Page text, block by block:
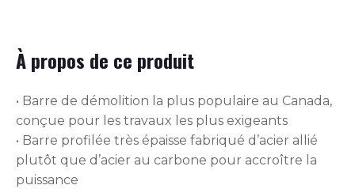
À propos de ce produit
• Barre de démolition la plus populaire au Canada,
conçue pour les travaux les plus exigeants
• Barre profilée très épaisse fabriqué d’acier allié
plutôt que d’acier au carbone pour accroître la
puissance